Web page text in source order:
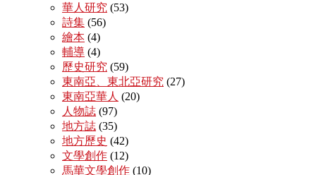
華人研究 (53)
詩集 (56)
繪本 (4)
輔導 (4)
歷史研究 (59)
東南亞、東北亞研究 (27)
東南亞華人 (20)
人物誌 (97)
地方誌 (35)
地方歷史 (42)
文學創作 (12)
馬華文學創作 (10)